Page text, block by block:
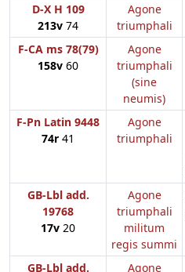
D-X H 109
213v 74
Agone
triumphali
F-CA ms 78(79)
158v 60
Agone
triumphali
(sine
neumis)
F-Pn Latin 9448
74r 41
Agone
triumphali
GB-Lbl add.
19768
17v 20
Agone
triumphali
militum
regis summi
GB-Lbl add. Agone